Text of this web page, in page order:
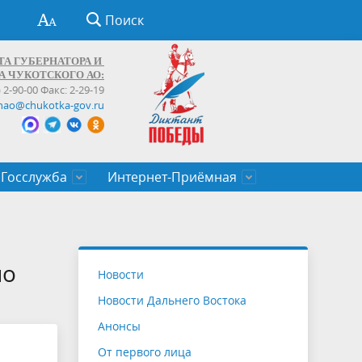
Поиск
ГУБЕРНАТОРА И
ЧУКОТСКОГО АО:
2-90-00 Факс: 2-29-19
gov.ru
Госслужба
служащих Чукотского автономного
Интернет-Приёмная
Новости
Новости Дальнего Востока
Анонсы
От первого лица